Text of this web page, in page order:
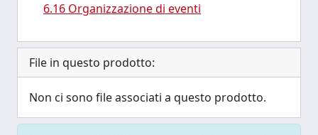
6.16 Organizzazione di eventi
File in questo prodotto:
Non ci sono file associati a questo prodotto.